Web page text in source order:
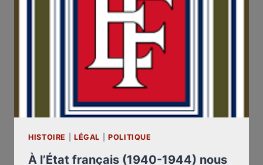
HISTOIRE LÉGAL POLITIQUE
À l’État français (1940-1944) nous